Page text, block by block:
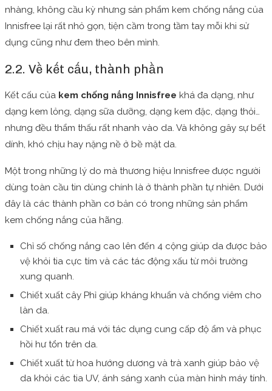
nhàng, không cầu kỳ nhưng sản phẩm kem chống nắng của
Innisfree lại rất nhỏ gọn, tiện cầm trong tầm tay mỗi khi sử
dụng cũng như đem theo bên mình.
2.2. Về kết cấu, thành phần
Kết cấu của kem chống nắng Innisfree khá đa dạng, như
dạng kem lỏng, dạng sữa dưỡng, dạng kem đặc, dạng thỏi…
nhưng đều thẩm thấu rất nhanh vào da. Và không gây sự bết
dính, khó chịu hay nặng nề ở bề mặt da.
Một trong những lý do mà thương hiệu Innisfree được người
dùng toàn cầu tin dùng chính là ở thành phần tự nhiên. Dưới
đây là các thành phần cơ bản có trong những sản phẩm
kem chống nắng của hãng.
Chỉ số chống nắng cao lên đến 4 cộng giúp da được bảo
vệ khỏi tia cực tím và các tác động xấu từ môi trường
xung quanh.
Chiết xuất cây Phỉ giúp kháng khuẩn và chống viêm cho
làn da.
Chiết xuất rau má với tác dụng cung cấp độ ẩm và phục
hồi hư tổn trên da.
Chiết xuất từ hoa hướng dương và trà xanh giúp bảo vệ
da khỏi các tia UV, ánh sáng xanh của màn hình máy tính.